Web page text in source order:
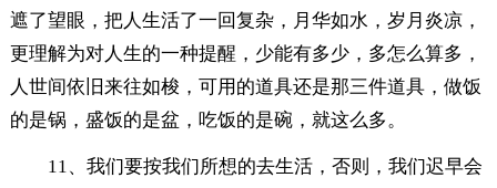
遮了望眼，把人生活了一回复杂，月华如水，岁月炎凉，
更理解为对人生的一种提醒，少能有多少，多怎么算多，
人世间依旧来往如梭，可用的道具还是那三件道具，做饭
的是锅，盛饭的是盆，吃饭的是碗，就这么多。
11、我们要按我们所想的去生活，否则，我们迟早会